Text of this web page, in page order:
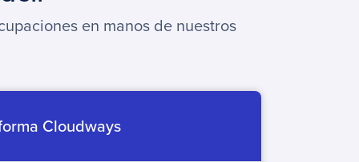
en manos de nuestros
Cloudways